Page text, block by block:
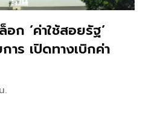
ก ‘ค่าใช้สอยรัฐ‘
าร เปิดทางเบิกค่า
.